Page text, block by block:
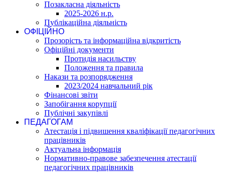
Позакласна діяльність
2025-2026 н.р.
Публікаційна діяльність
ОФІЦІЙНО
Прозорість та інформаційна відкритість
Офіційні документи
Протидія насильству
Положення та правила
Накази та розпорядження
2023/2024 навчальний рік
Фінансові звіти
Запобігання корупції
Публічні закупівлі
ПЕДАГОГАМ
Атестація і підвишення кваліфікації педагогічних
працівників
Актуальна інформація
Нормативно-правове забезпечення атестації
педагогічних працівників